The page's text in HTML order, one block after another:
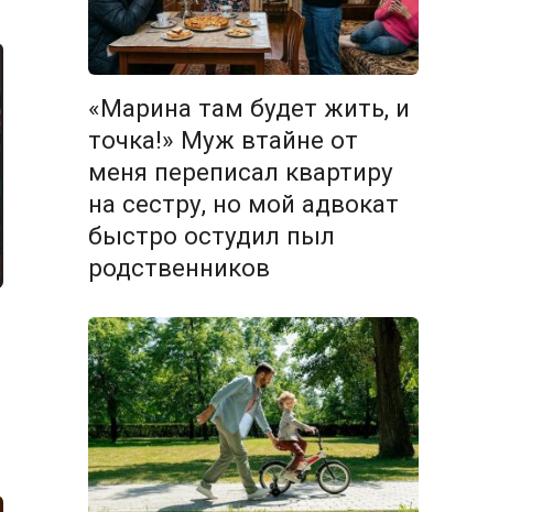
«Марина там будет жить, и
точка!» Муж втайне от
меня переписал квартиру
на сестру, но мой адвокат
быстро остудил пыл
родственников